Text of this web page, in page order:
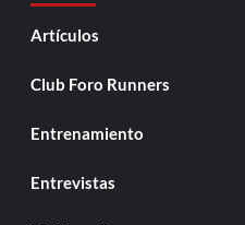
Artículos
Club Foro Runners
Entrenamiento
Entrevistas